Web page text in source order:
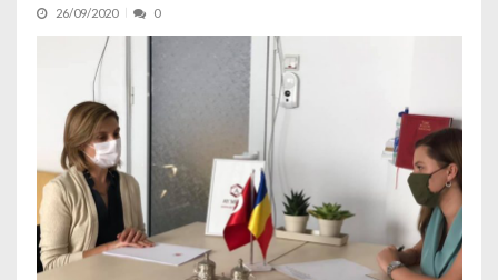
26/09/2020 0